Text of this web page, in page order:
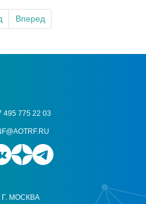
Вперед
Г. МОСКВА
495 775 22 03